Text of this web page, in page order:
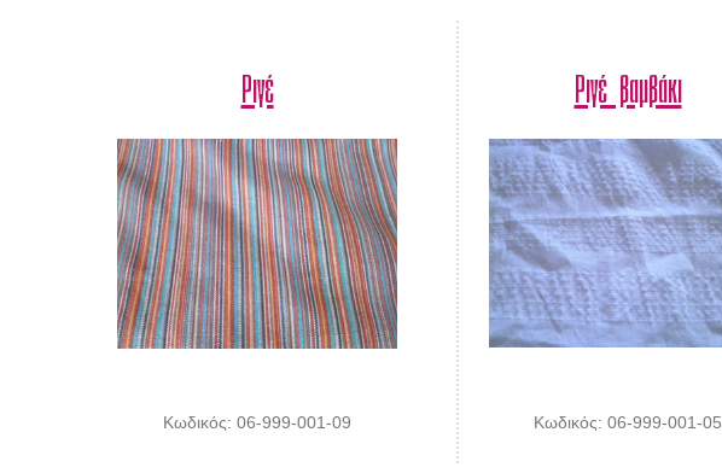
Ριγέ
Κωδικός: 06-999-001-09
Ριγέ βαμβάκι
Κωδικός: 06-999-001-05